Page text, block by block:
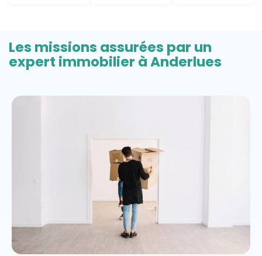
Les missions assurées par un
expert immobilier à Anderlues